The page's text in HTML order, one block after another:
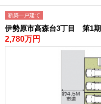
新築一戸建て
伊勢原市高森台3丁目 第1
2,780万円